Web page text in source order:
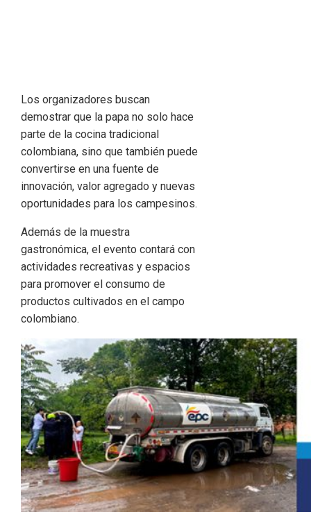
Los organizadores buscan
demostrar que la papa no solo hace
parte de la cocina tradicional
colombiana, sino que también puede
convertirse en una fuente de
innovación, valor agregado y nuevas
oportunidades para los campesinos.
Además de la muestra
gastronómica, el evento contará con
actividades recreativas y espacios
para promover el consumo de
productos cultivados en el campo
colombiano.